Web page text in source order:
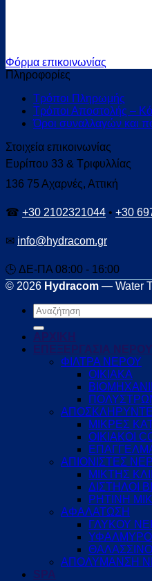
Φόρμα επικοινωνίας
Πληροφορίες
Τρόποι Πληρωμής
Τρόποι Αποστολής –
Όροι συναλλαγών και
Στοιχεία επικοινωνίας
Ευρίπου 33 & Τριφυλλίας
136 75 Αχαρνές, Αττική
☎ +30 2102321044 • +30
✉ info@hydracom.gr
🕒 ΔΕ-ΠΑ 08:00 - 16:00
© 2026 Hydracom — Water
Αναζήτηση
για:
ΑΡΧΙΚΗ
ΕΠΕΞΕΡΓΑΣΙΑ ΝΕΡΟΥ
ΦΙΛΤΡΑ ΝΕΡΟΥ
ΟΙΚΙΑΚΑ
ΜΙΚΡΕΣ
ΟΙΚΙΑΚΟΙ
ΑΠΙΟΝΙΣΤΕΣ
ΜΙΚΤΗΣ
ΔΙΣΤΗΛΟΙ
ΡΗΤΙΝΗ
ΑΦΑΛΑΤΩΣΗ
ΓΛΥΚΟΥ
ΑΠΟΛΥΜΑΝΣΗ
SPA